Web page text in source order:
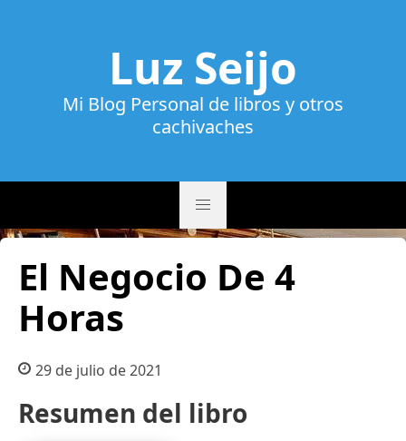
Luz Seijo
Mi Blog Personal de libros y otros
cachivaches
El Negocio De 4
Horas
29 de julio de 2021
Resumen del libro